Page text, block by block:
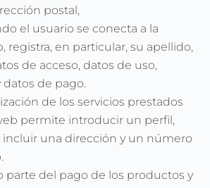
postal,
el usuario se conecta a la
registra, en particular, su apellido,
de acceso, datos de uso,
datos de pago.
de los servicios prestados
permite introducir un perfil,
una dirección y un número
parte del pago de los productos y